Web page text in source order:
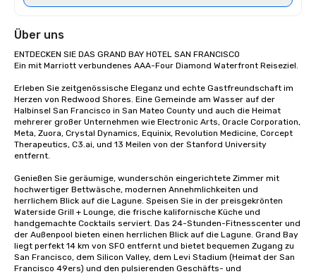
Über uns
ENTDECKEN SIE DAS GRAND BAY HOTEL SAN FRANCISCO
Ein mit Marriott verbundenes AAA-Four Diamond Waterfront Reiseziel.
Erleben Sie zeitgenössische Eleganz und echte Gastfreundschaft im
Herzen von Redwood Shores. Eine Gemeinde am Wasser auf der
Halbinsel San Francisco in San Mateo County und auch die Heimat
mehrerer großer Unternehmen wie Electronic Arts, Oracle Corporation,
Meta, Zuora, Crystal Dynamics, Equinix, Revolution Medicine, Corcept
Therapeutics, C3.ai, und 13 Meilen von der Stanford University
entfernt.
Genießen Sie geräumige, wunderschön eingerichtete Zimmer mit
hochwertiger Bettwäsche, modernen Annehmlichkeiten und
herrlichem Blick auf die Lagune. Speisen Sie in der preisgekrönten
Waterside Grill + Lounge, die frische kalifornische Küche und
handgemachte Cocktails serviert. Das 24-Stunden-Fitnesscenter und
der Außenpool bieten einen herrlichen Blick auf die Lagune. Grand Bay
liegt perfekt 14 km von SFO entfernt und bietet bequemen Zugang zu
San Francisco, dem Silicon Valley, dem Levi Stadium (Heimat der San
Francisco 49ers) und den pulsierenden Geschäfts- und